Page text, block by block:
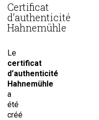
Certificat
d’authenticité
Hahnemühle
Le
certificat
d’authenticité
Hahnemühle
a
été
créé